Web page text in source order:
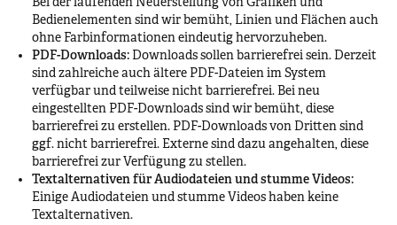
Bei der laufenden Neuerstellung von Grafiken und
Bedienelementen sind wir bemüht, Linien und Flächen auch
ohne Farbinformationen eindeutig hervorzuheben.
PDF-Downloads:Downloads sollen barrierefrei sein. Derzeit
sind zahlreiche auch ältere PDF-Dateien im System
verfügbar und teilweise nicht barrierefrei. Bei neu
eingestellten PDF-Downloads sind wir bemüht, diese
barrierefrei zu erstellen. PDF-Downloads von Dritten sind
ggf. nicht barrierefrei. Externe sind dazu angehalten, diese
barrierefrei zur Verfügung zu stellen.
Textalternativen für Audiodateien und stumme Videos:
Einige Audiodateien und stumme Videos haben keine
Textalternativen.